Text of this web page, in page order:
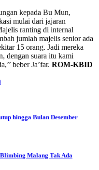
kepada Bu Mun,
mulai dari jajaran
ranting di internal
jumlah majelis senior ada
15 orang. Jadi mereka
dengan suara itu kami
beber Ja’far. ROM-KBID
hingga Bulan Desember
Malang Tak Ada